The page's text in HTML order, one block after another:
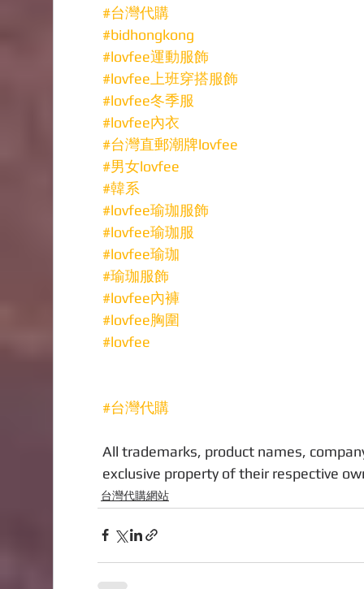
#台灣代購
#bidhongkong
#lovfee運動服飾
#lovfee上班穿搭服飾
#lovfee冬季服
#lovfee內衣
#台灣直郵潮牌lovfee
#男女lovfee
#韓系
#lovfee瑜珈服飾
#lovfee瑜珈服
#lovfee瑜珈
#瑜珈服飾
#lovfee內褲
#lovfee胸圍
#lovfee
#台灣代購
All trademarks, product names,
exclusive property of their respective
台灣代購網站